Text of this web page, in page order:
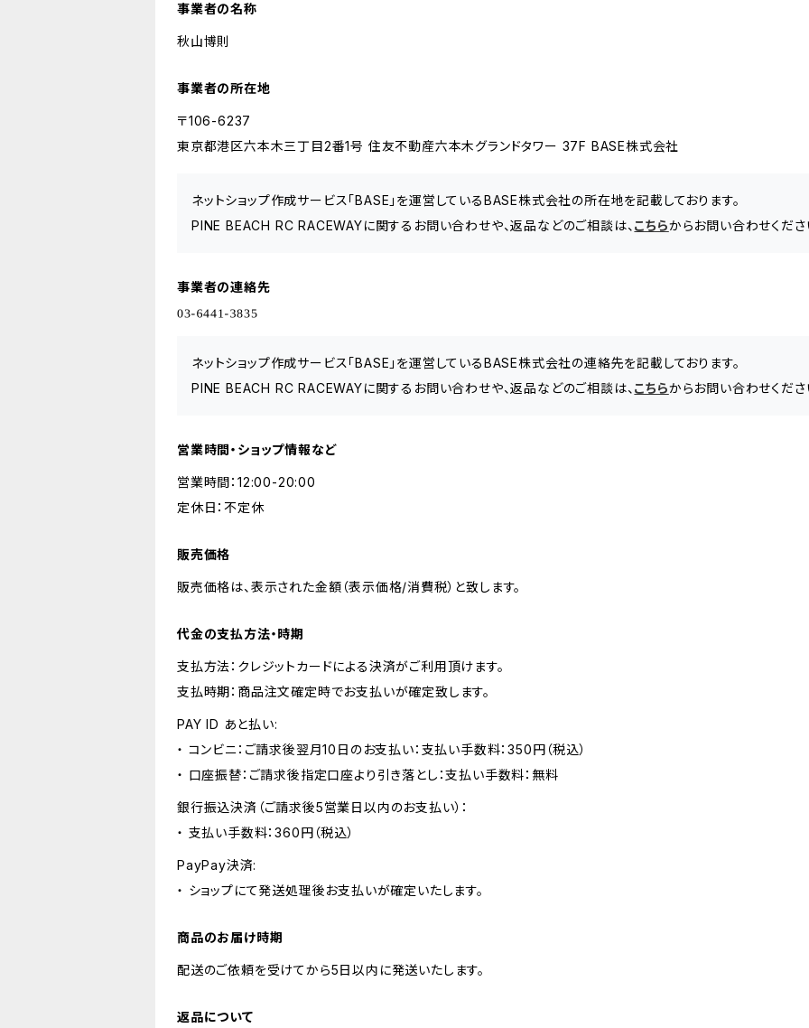
事業者の名称
秋山博則
事業者の所在地
〒106-6237
東京都港区六本木三丁目2番1号 住友不動産六本木グランドタワー 37F BASE株式会社
ネットショップ作成サービス「BASE」を運営しているBASE株式会社の所在地を記載しております。
PINE BEACH RC RACEWAYに関するお問い合わせや、返品などのご相談は、 こちらからお問い合わせくださ
事業者の連絡先
ネットショップ作成サービス「BASE」を運営しているBASE株式会社の連絡先を記載しております。
PINE BEACH RC RACEWAYに関するお問い合わせや、返品などのご相談は、 こちらからお問い合わせくださ
営業時間・ショップ情報など
営業時間：12:00-20:00
定休日：不定休
販売価格
販売価格は、表示された金額（表示価格/消費税）と致します。
代金の支払方法・時期
支払方法：クレジットカードによる決済がご利用頂けます。
支払時期：商品注文確定時でお支払いが確定致します。
PAY ID あと払い:
・ コンビニ：ご請求後翌月10日のお支払い：支払い手数料：350円（税込）
・ 口座振替：ご請求後指定口座より引き落とし：支払い手数料：無料
銀行振込決済（ご請求後5営業日以内のお支払い）：
・ 支払い手数料：360円（税込）
PayPay決済:
・ ショップにて発送処理後お支払いが確定いたします。
商品のお届け時期
配送のご依頼を受けてから5日以内に発送いたします。
返品について